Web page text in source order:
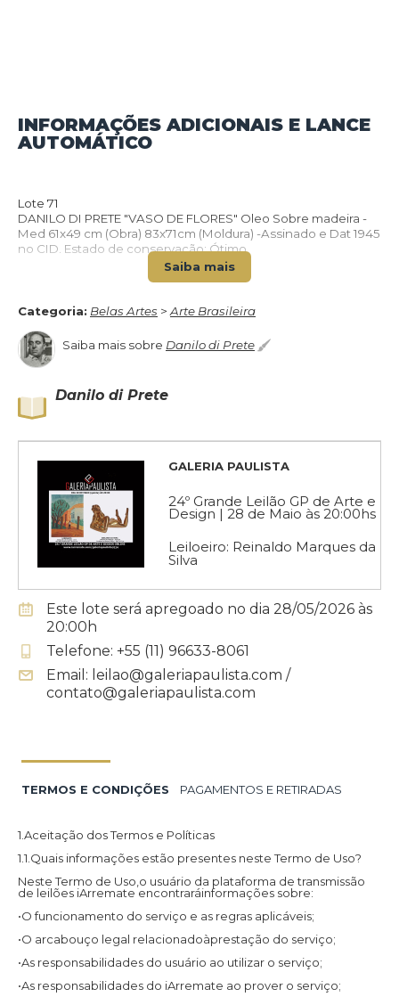
INFORMAÇÕES ADICIONAIS E LANCE
AUTOMÁTICO
Lote 71
DANILO DI PRETE "VASO DE FLORES" Oleo Sobre madeira -
Med 61x49 cm (Obra) 83x71cm (Moldura) -Assinado e Dat 1945
no CID. Estado de conservação: Ótimo.
Saiba mais
Categoria: Belas Artes >Arte Brasileira
Saiba mais sobre Danilo di Prete
Danilo di Prete
GALERIA PAULISTA
24º Grande Leilão GP de Arte e
Design | 28 de Maio às 20:00hs
Leiloeiro: Reinaldo Marques da
Silva
Este lote será apregoado no dia 28/05/2026 às
20:00h
Telefone: +55 (11) 96633-8061
Email: leilao@galeriapaulista.com /
contato@galeriapaulista.com
TERMOS E CONDIÇÕES PAGAMENTOS E RETIRADAS
1.Aceitação dos Termos e Políticas
1.1.Quais informações estão presentes neste Termo de Uso?
Neste Termo de Uso,o usuário da plataforma de transmissão
de leilões iArremate encontraráinformações sobre:
•O funcionamento do serviço e as regras aplicáveis;
•O arcabouço legal relacionadoàprestação do serviço;
•As responsabilidades do usuário ao utilizar o serviço;
•As responsabilidades do iArremate ao prover o serviço;